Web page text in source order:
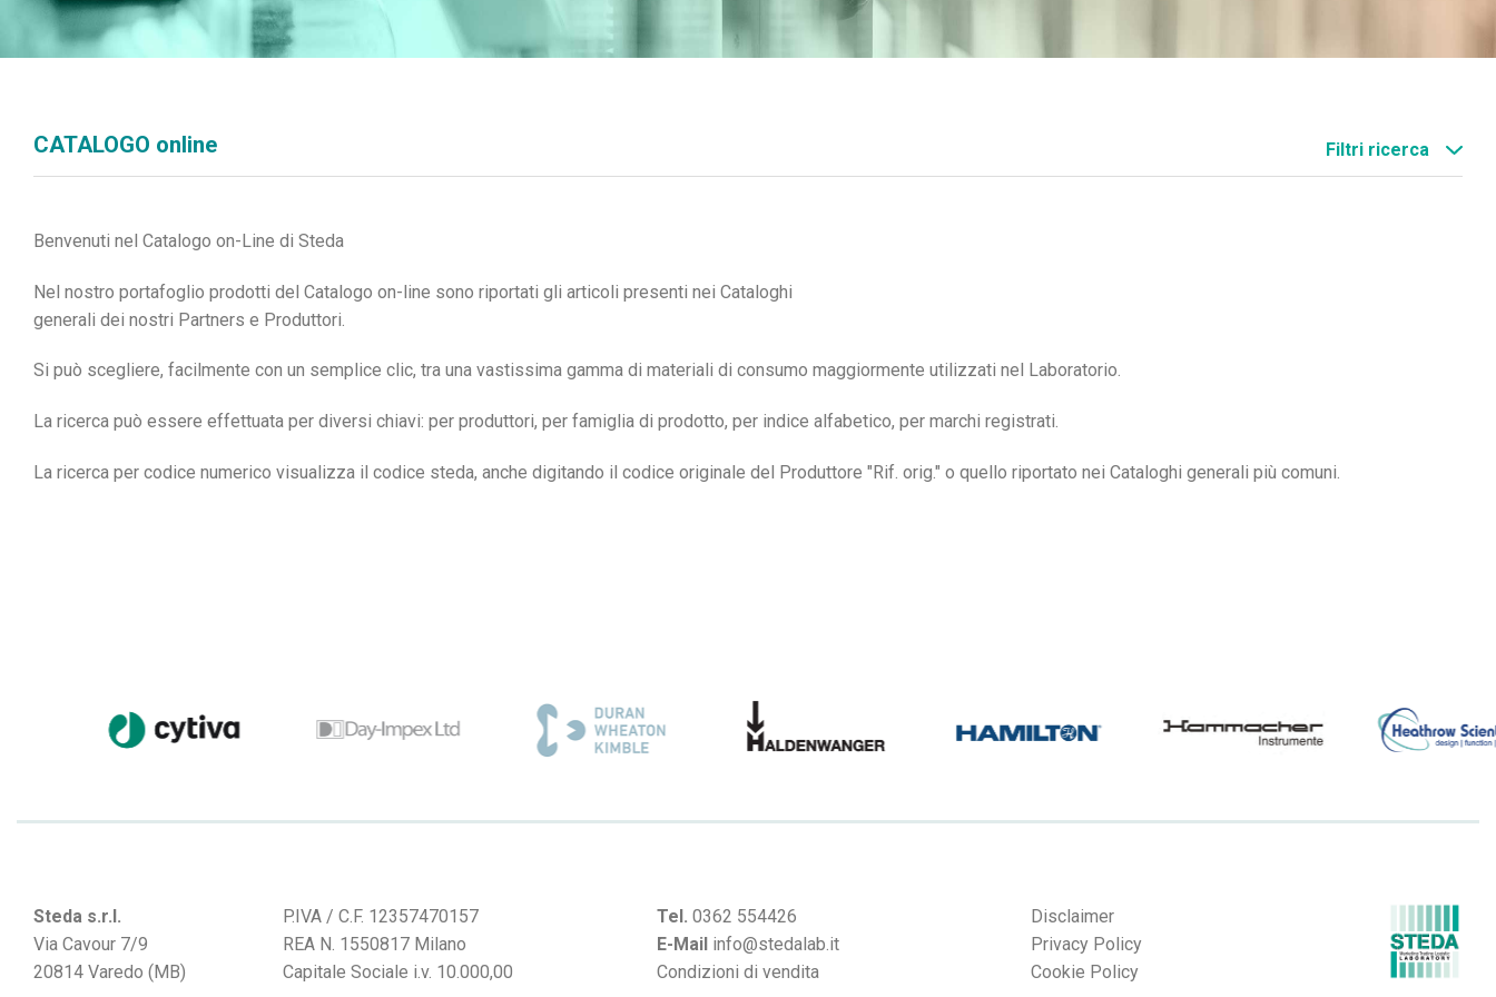
CATALOGO online Filtri ricerca
Benvenuti nel Catalogo on-Line di Steda
Nel nostro portafoglio prodotti del Catalogo on-line sono riportati gli articoli presenti nei Cataloghi
generali dei nostri Partners e Produttori.
Si può scegliere, facilmente con un semplice clic, tra una vastissima gamma di materiali di consumo maggiormente utilizzati nel Laboratorio.
La ricerca può essere effettuata per diversi chiavi: per produttori, per famiglia di prodotto, per indice alfabetico, per marchi registrati.
La ricerca per codice numerico visualizza il codice steda, anche digitando il codice originale del Produttore "Rif. orig." o quello riportato nei Cataloghi generali più comuni.
Steda s.r.l.
Via Cavour 7/9
20814 Varedo (MB)
P.IVA / C.F. 12357470157
REA N. 1550817 Milano
Capitale Sociale i.v. 10.000,00
Tel. 0362 554426
E-Mail info@stedalab.it
Condizioni di vendita
Disclaimer
Privacy Policy
Cookie Policy